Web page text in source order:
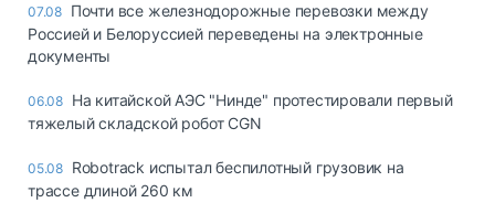
07.08 Почти все железнодорожные перевозки между
Россией и Белоруссией переведены на электронные
документы
06.08 На китайской АЭС "Нинде" протестировали первый
тяжелый складской робот CGN
05.08 Robotrack испытал беспилотный грузовик на
трассе длиной 260 км